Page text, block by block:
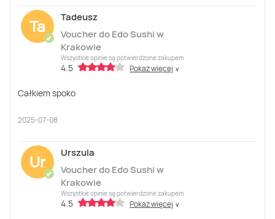
Ta
✔
Tadeusz
Voucher do Edo Sushi w
Krakowie
Wszystkie opinie są potwierdzone zakupem
4.5 Pokaż więcej ∨
Całkiem spoko
2025-07-08
Ur
✔
Urszula
Voucher do Edo Sushi w
Krakowie
Wszystkie opinie są potwierdzone zakupem
4.5 Pokaż więcej ∨